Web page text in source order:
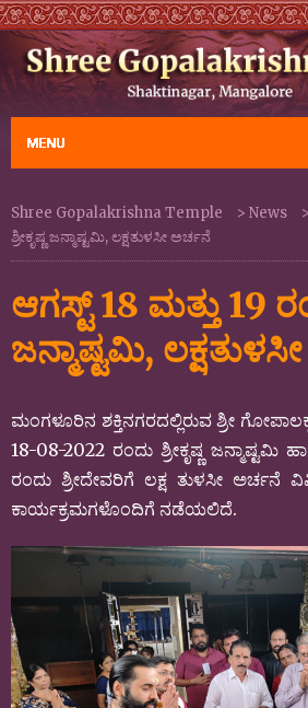
Shree Gopalakrishna Temple > News >
ಶ್ರೀಕೃಷ್ಣ ಜನ್ಮಾಷ್ಟಮಿ, ಲಕ್ಷತುಳಸೀ ಅರ್ಚನೆ
ಆಗಸ್ಟ್‌ 18 ಮತ್ತು 19
ಜನ್ಮಾಷ್ಟಮಿ,
ಮಂಗಳೂರಿನ ಶಕ್ತಿನಗರದಲ್ಲಿರುವ ಶ್ರೀ
18-08-2022 ರಂದು ಶ್ರೀಕೃಷ್ಣ ಜನ್ಮಾಷ್ಟಮಿ
ರಂದು ಶ್ರೀದೇವರಿಗೆ ಲಕ್ಷ ತುಳಸೀ ಅರ್ಚನೆ
ಕಾರ್ಯಕ್ರಮಗಳೊಂದಿಗೆ ನಡೆಯಲಿದೆ.